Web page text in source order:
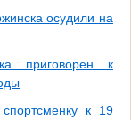
осудили на
приговорен к
к 19